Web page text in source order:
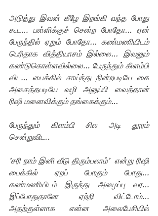
அடுத்து இவன் கீழே இறங்கி வந்த போது
கூட… பள்ளிக்குச் சென்ற போதோ… ஏன்
பேருந்தில் ஏறும் போதோ… கண்மணியிடம்
பெரிதாக வித்தியாசம் இல்லை… இவனும்
கண்டுகொள்ளவில்லை… பேருந்தும் கிளம்பி
விட… பைக்கில் சாய்ந்து நின்றபடியே கை
அசைத்தபடியே வழி அனுப்பி வைத்தான்
ரிஷி மனைவிக்கும் தங்கைக்கும்…
பேருந்தும் கிளம்பி சில அடி தூரம்
சென்றுவிட..
’சரி நாம் இனி வீடு திரும்பலாம்’  என்று ரிஷி
பைக்கில் ஏறப் போகும் போது…
கண்மணியிடம் இருந்து அழைப்பு வர…
இப்போதுதானே ஏற்றி விட்டோம்…
அதற்குள்ளாக என்ன அலைபேசியில்